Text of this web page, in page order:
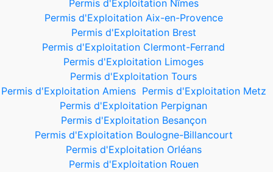
Permis d'Exploitation Nîmes
Permis d'Exploitation Aix-en-Provence
Permis d'Exploitation Brest
Permis d'Exploitation Clermont-Ferrand
Permis d'Exploitation Limoges
Permis d'Exploitation Tours
Permis d'Exploitation Amiens Permis d'Exploitation Metz
Permis d'Exploitation Perpignan
Permis d'Exploitation Besançon
Permis d'Exploitation Boulogne-Billancourt
Permis d'Exploitation Orléans
Permis d'Exploitation Rouen